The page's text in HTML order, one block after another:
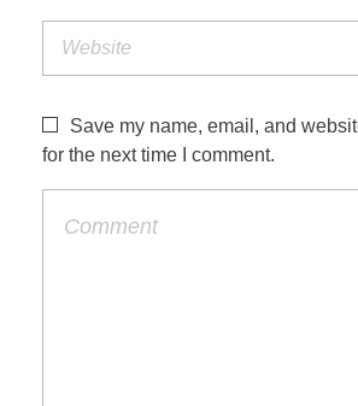
Save my name, email, and
for the next time I comment.